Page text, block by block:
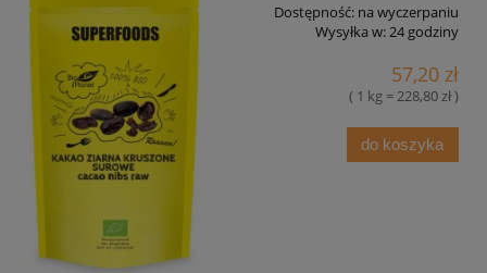
Dostępność: na wyczerpaniu
Wysyłka w:24 godziny
57,20 zł
( 1 kg = 228,80 zł )
do koszyka